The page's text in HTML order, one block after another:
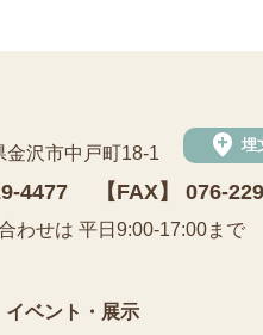
化財センター
金沢市中戸町18-1 add_location 埋
4477 【FAX】 076-
わせは 平日9:00-17:00まで
イベント・展示